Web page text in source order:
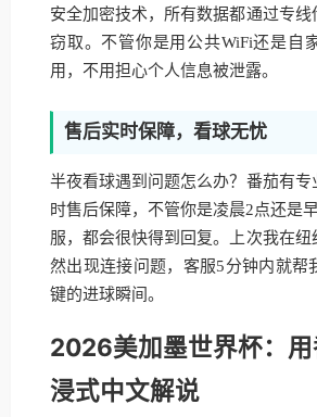
安全加密技术，所有数据都通过专线
窃取。不管你是用公共WiFi还是自
用，不用担心个人信息被泄露。
售后实时保障，看球无忧
半夜看球遇到问题怎么办？番茄有专
时售后保障，不管你是凌晨2点还是
服，都会很快得到回复。上次我在
然出现连接问题，客服5分钟内就帮
键的进球瞬间。
2026美加墨世界杯：
浸式中文解说